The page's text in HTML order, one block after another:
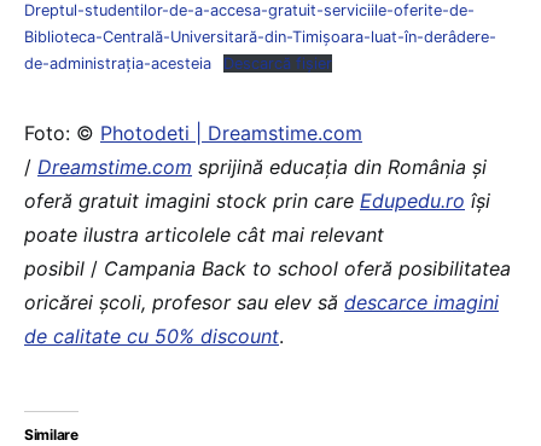
Dreptul-studentilor-de-a-accesa-gratuit-serviciile-oferite-de-
Biblioteca-Centrală-Universitară-din-Timișoara-luat-în-derâdere-
de-administrația-acesteia
Descarcă fișier
Foto: © Photodeti | Dreamstime.com
/ Dreamstime.com sprijină educaţia din România şi
oferă gratuit imagini stock prin care Edupedu.ro îşi
poate ilustra articolele cât mai relevant
posibil / Campania Back to school oferă posibilitatea
oricărei școli, profesor sau elev să descarce imagini
de calitate cu 50% discount.
Similare